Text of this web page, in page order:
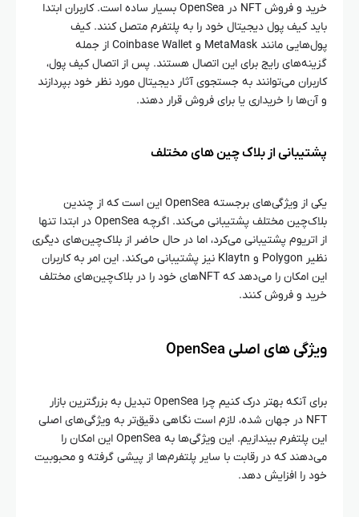
خرید و فروش NFT در OpenSea بسیار ساده است. کاربران ابتدا
باید کیف پول دیجیتال خود را به پلتفرم متصل کنند. کیف
پول‌هایی مانند MetaMask و Coinbase Wallet از جمله
گزینه‌های رایج برای این اتصال هستند. پس از اتصال کیف پول،
کاربران می‌توانند به جستجوی آثار دیجیتال مورد نظر خود بپردازند
و آن‌ها را خریداری یا برای فروش قرار دهند.
پشتیبانی از بلاک‌ چین‌ های مختلف
یکی از ویژگی‌های برجسته OpenSea این است که از چندین
بلاک‌چین مختلف پشتیبانی می‌کند. اگرچه OpenSea در ابتدا تنها
از اتریوم پشتیبانی می‌کرد، اما در حال حاضر از بلاک‌چین‌های دیگری
نظیر Polygon و Klaytn نیز پشتیبانی می‌کند. این امر به کاربران
این امکان را می‌دهد که NFT‌های خود را در بلاک‌چین‌های مختلف
خرید و فروش کنند.
ویژگی‌ های اصلی OpenSea
برای آنکه بهتر درک کنیم چرا OpenSea تبدیل به بزرگترین بازار
NFT در جهان شده، لازم است نگاهی دقیق‌تر به ویژگی‌های اصلی
این پلتفرم بیندازیم. این ویژگی‌ها به OpenSea این امکان را
می‌دهند که در رقابت با سایر پلتفرم‌ها از پیشی گرفته و محبوبیت
خود را افزایش دهد.